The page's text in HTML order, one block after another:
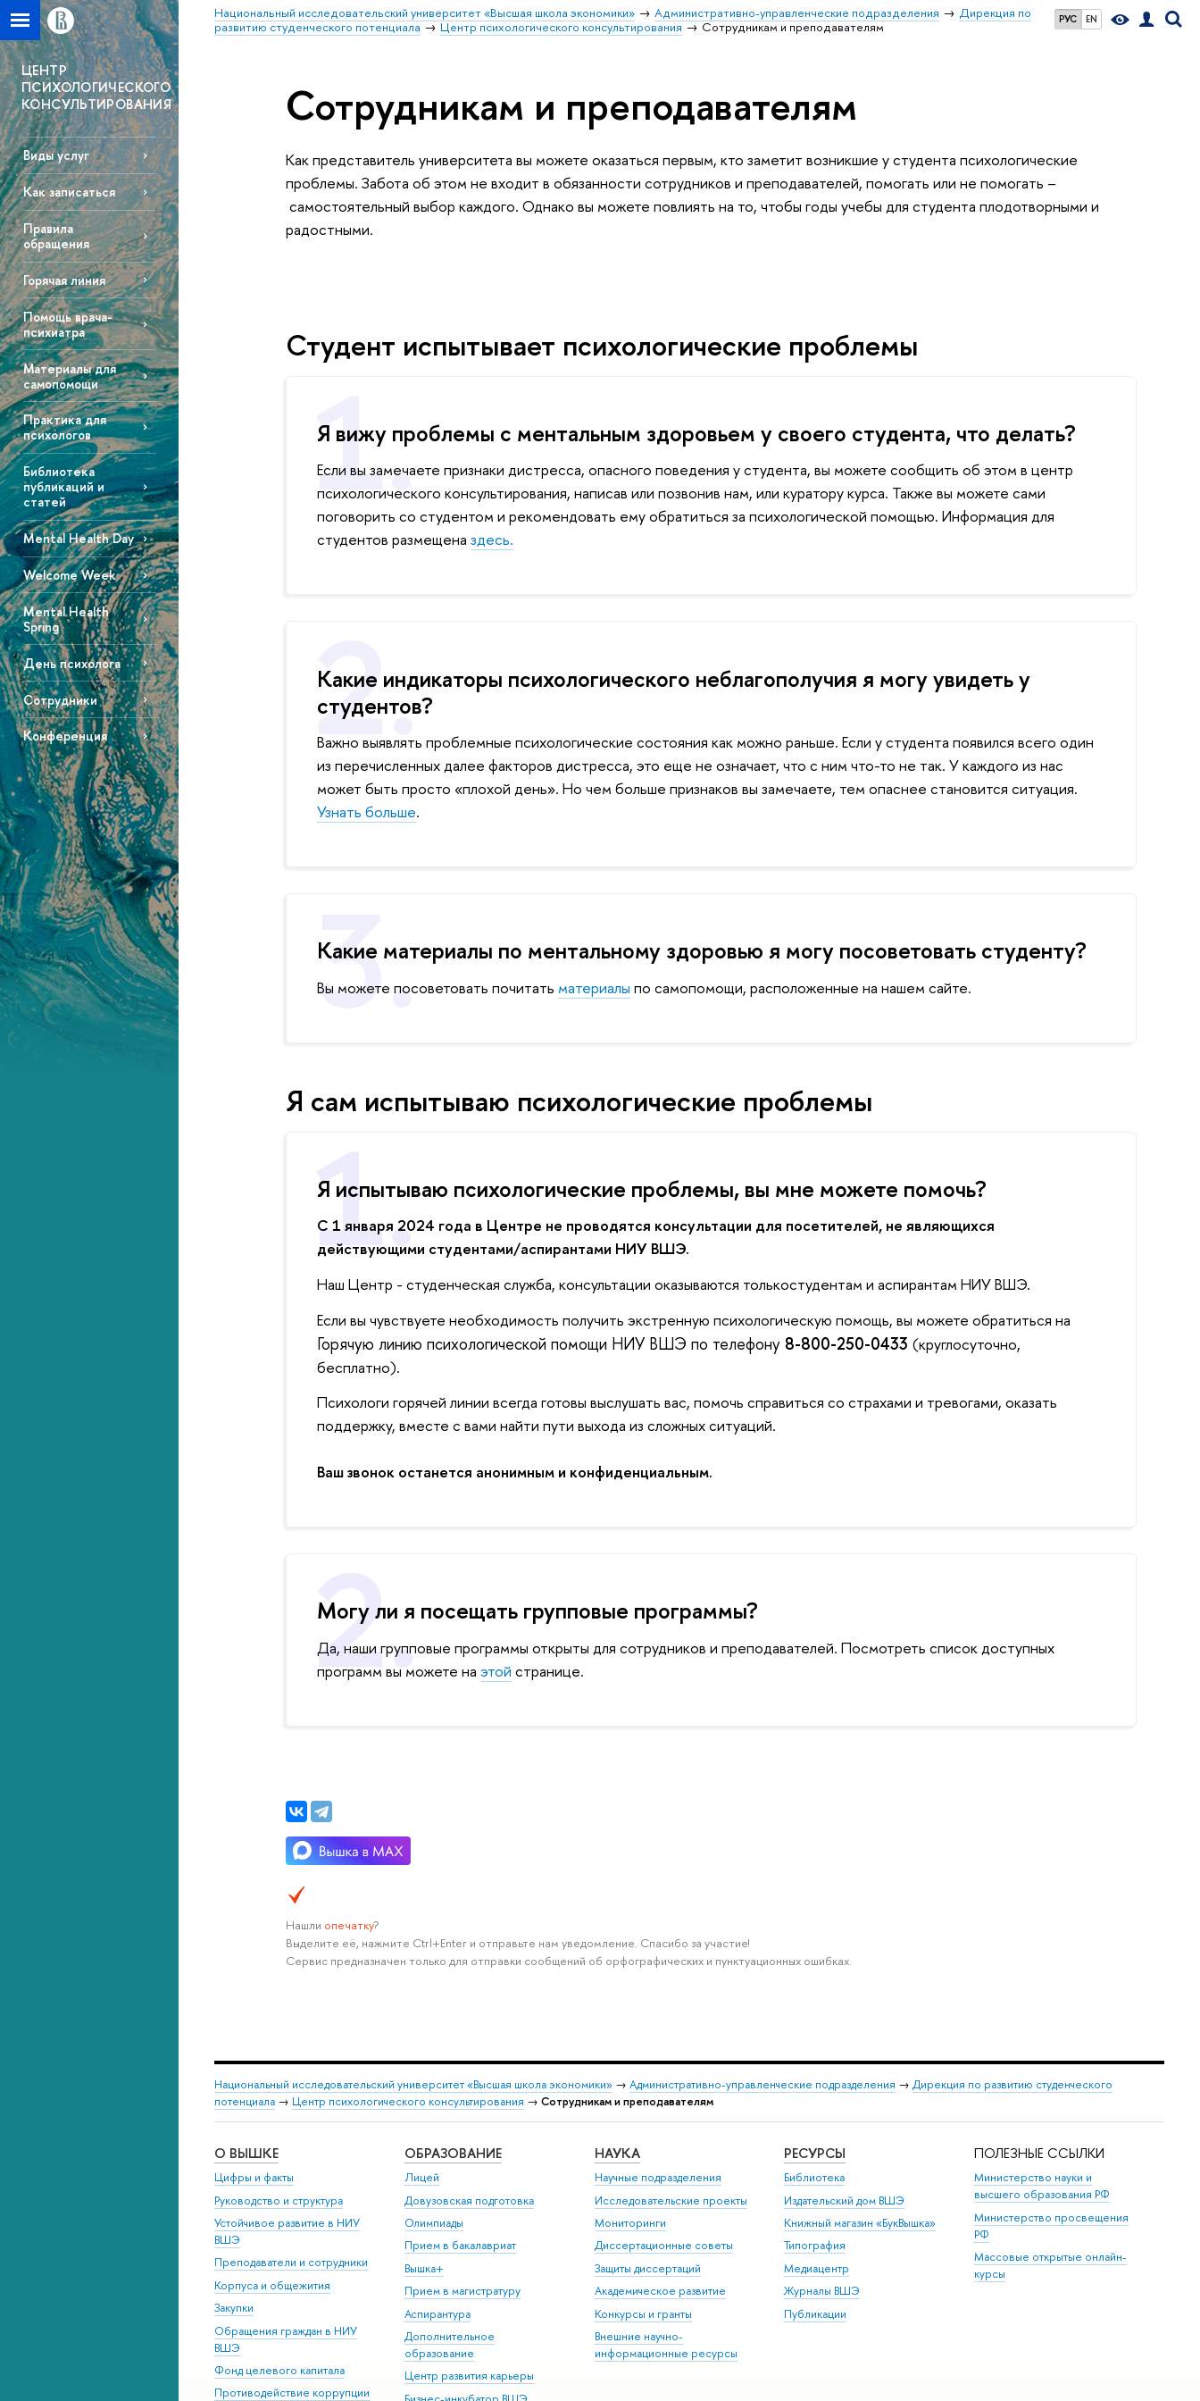
РУС EN
Национальный исследовательский университет «Высшая школа экономики» Административно-управленческие подразделения
Дирекция по
развитию студенческого потенциала
Центр психологического консультирования Сотрудникам и преподавателям
ЦЕНТР
ПСИХОЛОГИЧЕСКОГО
КОНСУЛЬТИРОВАНИЯ
Виды услуг
Как записаться
Правила
обращения
Горячая линия
Помощь врача-
психиатра
Материалы для
самопомощи
Практика для
психологов
Библиотека
публикаций и
статей
Mental Health Day
Welcome Week
Mental Health
Spring
День психолога
Сотрудники
Конференция
Сотрудникам и преподавателям
Как представитель университета вы можете оказаться первым, кто заметит возникшие у студента психологические
проблемы. Забота об этом не входит в обязанности сотрудников и преподавателей, помогать или не помогать –
самостоятельный выбор каждого. Однако вы можете повлиять на то, чтобы годы учебы для студента плодотворными и
радостными.
Студент испытывает психологические проблемы
Я вижу проблемы с ментальным здоровьем у своего студента, что делать?
Если вы замечаете признаки дистресса, опасного поведения у студента, вы можете сообщить об этом в центр
психологического консультирования, написав или позвонив нам, или куратору курса. Также вы можете сами
поговорить со студентом и рекомендовать ему обратиться за психологической помощью. Информация для
студентов размещена здесь.
Какие индикаторы психологического неблагополучия я могу увидеть у
студентов?
Важно выявлять проблемные психологические состояния как можно раньше. Если у студента появился всего один
из перечисленных далее факторов дистресса, это еще не означает, что с ним что-то не так. У каждого из нас
может быть просто «плохой день». Но чем больше признаков вы замечаете, тем опаснее становится ситуация.
Узнать больше.
Какие материалы по ментальному здоровью я могу посоветовать студенту?
Вы можете посоветовать почитать материалы по самопомощи, расположенные на нашем сайте.
Я сам испытываю психологические проблемы
Я испытываю психологические проблемы, вы мне можете помочь?
С 1 января 2024 года в Центре не проводятся консультации для посетителей, не являющихся
действующими студентами/аспирантами НИУ ВШЭ.
Наш Центр - студенческая служба, консультации оказываются толькостудентам и аспирантам НИУ ВШЭ.
Если вы чувствуете необходимость получить экстренную психологическую помощь, вы можете обратиться на
Горячую линию психологической помощи НИУ ВШЭ по телефону 8-800-250-0433 (круглосуточно,
бесплатно).
Психологи горячей линии всегда готовы выслушать вас, помочь справиться со страхами и тревогами, оказать
поддержку, вместе с вами найти пути выхода из сложных ситуаций.
Ваш звонок останется анонимным и конфиденциальным.
Могу ли я посещать групповые программы?
Да, наши групповые программы открыты для сотрудников и преподавателей. Посмотреть список доступных
программ вы можете на этой странице.
Нашли опечатку?
Выделите её, нажмите Ctrl+Enter и отправьте нам уведомление. Спасибо за участие!
Сервис предназначен только для отправки сообщений об орфографических и пунктуационных ошибках.
Национальный исследовательский университет «Высшая школа экономики» → Административно-управленческие подразделения → Дирекция по развитию студенческого
потенциала → Центр психологического консультирования → Сотрудникам и преподавателям
О ВЫШКЕ
Цифры и факты
Руководство и структура
Устойчивое развитие в НИУ
ВШЭ
Преподаватели и сотрудники
Корпуса и общежития
Закупки
Обращения граждан в НИУ
ВШЭ
Фонд целевого капитала
Противодействие коррупции
ОБРАЗОВАНИЕ
Лицей
Довузовская подготовка
Олимпиады
Прием в бакалавриат
Вышка+
Прием в магистратуру
Аспирантура
Дополнительное
образование
Центр развития карьеры
НАУКА
Научные подразделения
Исследовательские проекты
Мониторинги
Диссертационные советы
Защиты диссертаций
Академическое развитие
Конкурсы и гранты
Внешние научно-
информационные ресурсы
РЕСУРСЫ
Библиотека
Издательский дом ВШЭ
Книжный магазин «БукВышка»
Типография
Медиацентр
Журналы ВШЭ
Публикации
ПОЛЕЗНЫЕ ССЫЛКИ
Министерство науки и
высшего образования РФ
Министерство просвещения
РФ
Массовые открытые онлайн-
курсы